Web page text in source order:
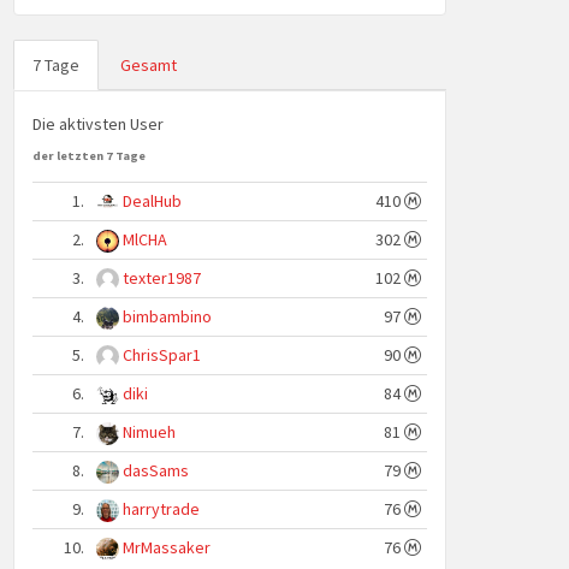
7 Tage Gesamt
Die aktivsten User
der letzten 7 Tage
1. DealHub
410
2.
MlCHA
302
3.
texter1987
102
4.
bimbambino
97
5.
ChrisSpar1
90
6.
diki
84
7.
Nimueh
81
8.
dasSams
79
9.
harrytrade
76
10.
MrMassaker 76